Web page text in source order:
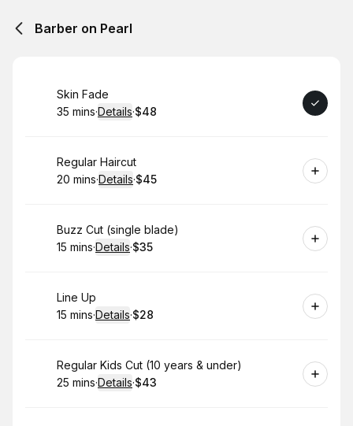
Barber on Pearl
Book
Skin Fade
.Duration:
35 mins·Details·
.Price
$48
Book
Regular Haircut
.Duration:
20 mins·Details·
.Price
$45
Book
Buzz Cut (single blade)
.Duration:
15 mins·Details·
.Price
$35
Book
Line Up
.Duration:
15 mins·Details·
.Price
$28
Book
Regular Kids Cut (10 years & under)
.Duration:
25 mins·Details·
.Price
$43